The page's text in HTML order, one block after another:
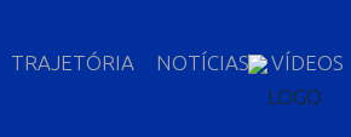
TRAJETÓRIA NOTÍCIAS VÍDEOS